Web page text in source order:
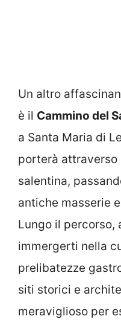
Un altro
è il Cammino del
a Santa Maria di
porterà
salentina,
antiche masserie
Lungo il percorso,
immergerti nella
prelibatezze
siti storici e
meraviglioso per